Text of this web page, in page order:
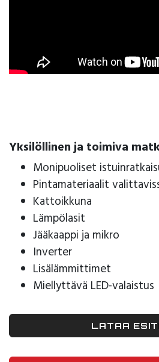
Yksilöllinen ja toimiva
Monipuoliset
Pintamateriaalit
Kattoikkuna
Lämpölasit
Jääkaappi ja mikro
Inverter
Lisälämmittimet
Miellyttävä LED-valaistus
LATAA